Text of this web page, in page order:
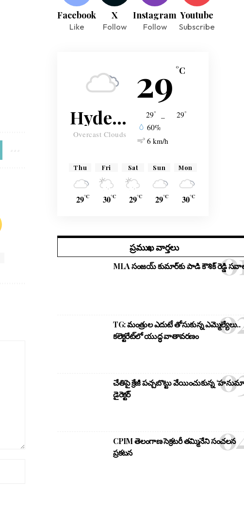
Facebook
Like
X
Follow
Instagram
Follow
Youtube
Subscribe
29 °C
Hyderabad
Overcast Clouds
29° 29°
60%
6 km/h
Thu
29°C
Fri
30°C
Sat
29°C
Sun
29°C
Mon
30°C
ప్రముఖ వార్తలు
MLA సంజయ్ కుమార్‌కు పాడి కౌశిక్ రెడ్డి
TG: మంత్రుల ఎదుటే తోసుకున్న ఎమ్మెల్యేలు..
కలెక్టరేట్‌లో యుద్ధ వాతావరణం
చేతిపై క్రేజీ పచ్చబొట్టు వేయించుకున్న
డైరెక్టర్
CPIM తెలంగాణ సెక్రటరీ తమ్మినేని సంచలన
ప్రకటన